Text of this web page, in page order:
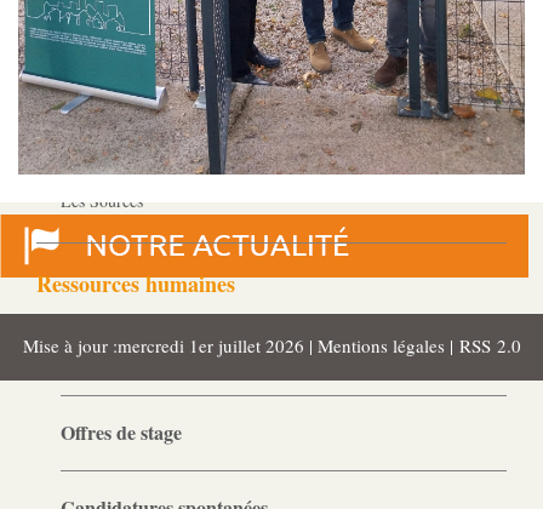
Placement familial spécialisé
Pôle Hébergement Collectif
Le Moulin du Vaisseau
La Verdière
Les Sources
Ressources humaines
Offres d’emploi
Offres de stage
Mise à jour :mercredi 1er juillet 2026 | Mentions légales | RSS 2.0